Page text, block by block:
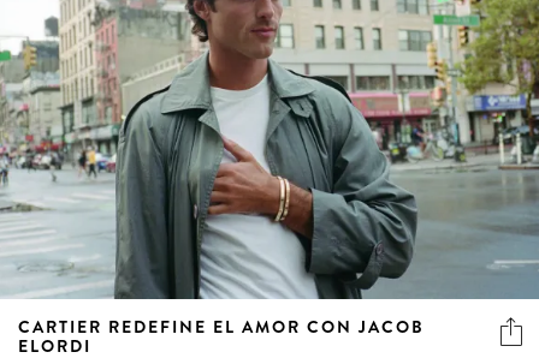
CARTIER REDEFINE EL AMOR CON JACOB
ELORDI